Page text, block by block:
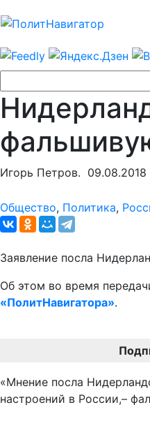
Игорь Петров.
Общество, Политика,
Заявление посла
Об этом во время
«ПолитНавигатора».
«Мнение посла
настроений в России,–